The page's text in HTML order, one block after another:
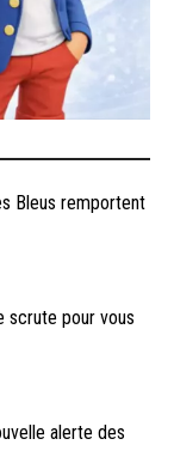
Bleus remportent
scrute pour vous
alerte des